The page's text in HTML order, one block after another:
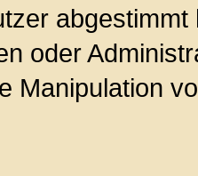
oder
Manipulation